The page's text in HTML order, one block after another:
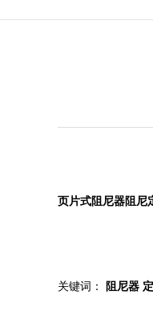
页片式阻尼器阻尼
关键词： 阻尼器